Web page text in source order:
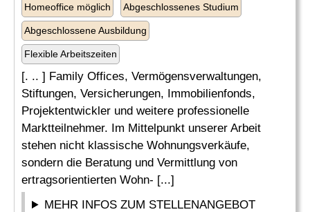
Homeoffice möglich Abgeschlossenes Studium
Abgeschlossene Ausbildung
Flexible Arbeitszeiten
[. .. ] Family Offices, Vermögensverwaltungen,
Stiftungen, Versicherungen, Immobilienfonds,
Projektentwickler und weitere professionelle
Marktteilnehmer. Im Mittelpunkt unserer Arbeit
stehen nicht klassische Wohnungsverkäufe,
sondern die Beratung und Vermittlung von
ertragsorientierten Wohn- [...]
MEHR INFOS ZUM STELLENANGEBOT